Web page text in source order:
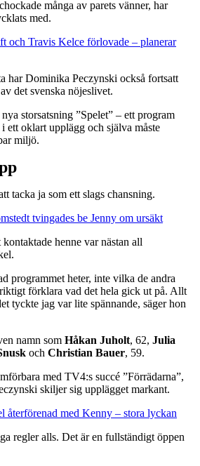
många av parets vänner, har
med.
och Travis Kelce förlovade – planerar
har Dominika Peczynski också fortsatt
det svenska nöjeslivet.
storsatsning ”Spelet” – ett program
ett oklart upplägg och själva måste
miljö.
tacka ja som ett slags chansning.
tvingades be Jenny om ursäkt
henne var nästan all
programmet heter, inte vilka de andra
förklara vad det hela gick ut på. Allt
tyckte jag var lite spännande, säger hon
namn som Håkan Juholt, 62, Julia
och Christian Bauer, 59.
med TV4:s succé ”Förrädarna”,
skiljer sig upplägget markant.
återförenad med Kenny – stora lyckan
regler alls. Det är en fullständigt öppen